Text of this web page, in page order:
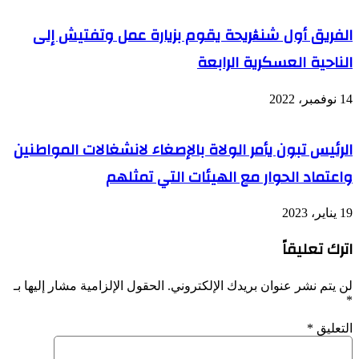
الفريق أول شنڨريحة يقوم بزيارة عمل وتفتيش إلى
الناحية العسكرية الرابعة
14 نوفمبر، 2022
الرئيس تبون يأمر الولاة بالإصغاء لانشغالات المواطنين
واعتماد الحوار مع الهيئات التي تمثلهم
19 يناير، 2023
اترك تعليقاً
لن يتم نشر عنوان بريدك الإلكتروني. الحقول الإلزامية مشار إليها بـ
*
التعليق *